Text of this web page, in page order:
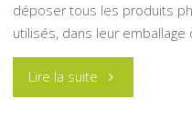
déposer tous les produits
utilisés, dans leur emballage
Lire la suite"Opération